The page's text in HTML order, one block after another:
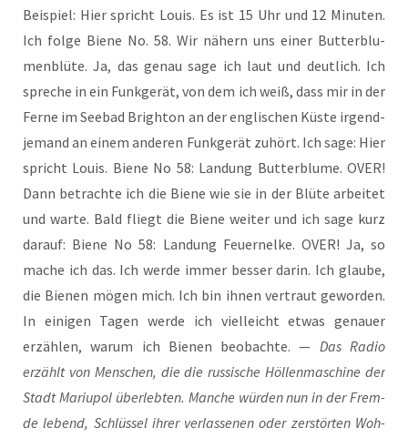
Bei­spiel: Hier spricht Lou­is. Es ist 15 Uhr und 12 Minu­ten.
Ich fol­ge Bie­ne No. 58. Wir nähern uns einer But­ter­blu­
men­blü­te. Ja, das genau sage ich laut und deut­lich. Ich
spre­che in ein Funk­ge­rät, von dem ich weiß, dass mir in der
Fer­ne im See­bad Brigh­ton an der eng­li­schen Küs­te irgend­
je­mand an einem ande­ren Funk­ge­rät zuhört. Ich sage: Hier
spricht Lou­is. Bie­ne No 58: Lan­dung But­ter­blu­me. OVER!
Dann betrach­te ich die Bie­ne wie sie in der Blü­te arbei­tet
und war­te. Bald fliegt die Bie­ne wei­ter und ich sage kurz
dar­auf: Bie­ne No 58: Lan­dung Feu­er­nel­ke. OVER! Ja, so
mache ich das. Ich wer­de immer bes­ser dar­in. Ich glau­be,
die Bie­nen mögen mich. Ich bin ihnen ver­traut gewor­den.
In eini­gen Tagen wer­de ich viel­leicht etwas genau­er
erzäh­len, war­um ich Bie­nen beob­ach­te. — Das Radio
erzählt von Men­schen, die die rus­si­sche Höl­len­ma­schi­ne der
Stadt Mariu­pol über­leb­ten. Man­che wür­den nun in der Frem­
de lebend, Schlüs­sel ihrer ver­las­se­nen oder zer­stör­ten Woh­